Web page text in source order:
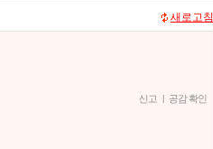
새로고침
신고 | 공감 확인